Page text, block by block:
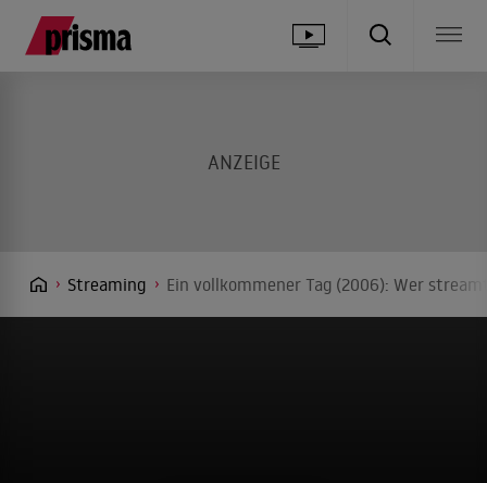
Streaming Ein vollkommener Tag (2006): Wer